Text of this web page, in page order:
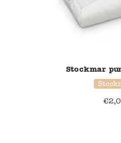
Stockmar
€